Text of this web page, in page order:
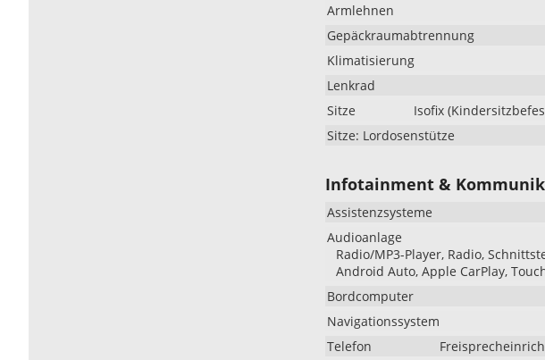
Armlehnen
Gepäckraumabtrennung
Klimatisierung
Lenkrad
Sitze
Isofix
Sitze: Lordosenstütze
Infotainment &
Assistenzsysteme
Audioanlage
Radio/MP3-Player, Radio,
Android Auto, Apple CarPlay,
Bordcomputer
Navigationssystem
Telefon